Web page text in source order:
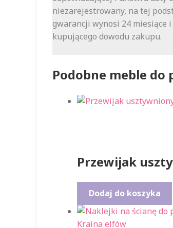
niezarejestrowany, na tej
gwarancji wynosi 24 miesiące
kupującego dowodu zakupu.
Podobne meble do
Przewijak
Dodaj do koszyka